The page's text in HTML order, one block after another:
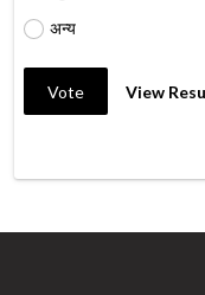
अन्य
Vote View